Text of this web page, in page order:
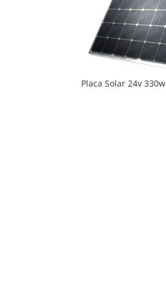
Placa Solar 24v 330w